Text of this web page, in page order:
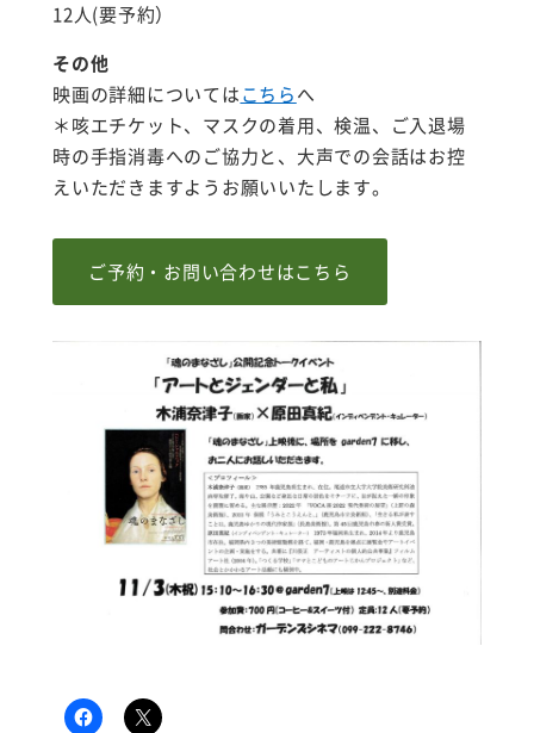
12人(要予約）
その他
映画の詳細についてはこちらへ
＊咳エチケット、マスクの着用、検温、ご入退場
時の手指消毒へのご協力と、大声での会話はお控
えいただきますようお願いいたします。
ご予約・お問い合わせはこちら